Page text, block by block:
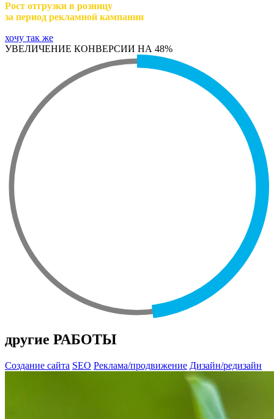
Рост отгрузки в розницу
за период рекламной кампании
хочу так же
УВЕЛИЧЕНИЕ КОНВЕРСИИ НА 48%
другие РАБОТЫ
Создание сайта SEO Реклама/продвижение Дизайн/редизайн